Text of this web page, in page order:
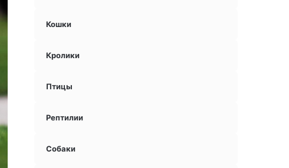
Кошки
Кролики
Птицы
Рептилии
Собаки